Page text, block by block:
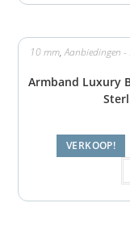
VERKOOP!
10 mm,Aanbiedingen -
Armband Luxury